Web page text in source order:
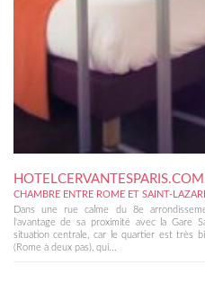
HOTELCERVANTESPARIS.COM
CHAMBRE ENTRE ROME ET SAINT-
Dans une rue calme du 8e
l'avantage de sa proximité avec la Gare
situation centrale, car le quartier est très
(Rome à deux pas), qui...